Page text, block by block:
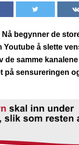
Nå begynner de
Youtube å slette
de samme
på sensureringen